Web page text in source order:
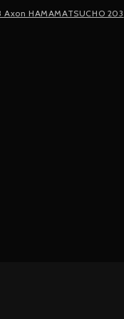
Axon HAMAMATSUCHO 203